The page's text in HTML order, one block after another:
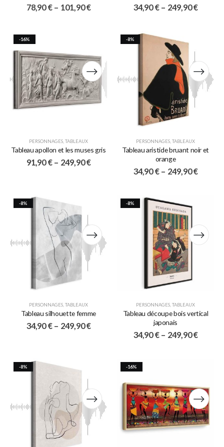
78,90€ – 101,90€ 34,90€ – 249,90€
-16%
PERSONNAGES TABLEAUX
Tableau apollon et les muses gris
91,90€ – 249,90€
-8%
PERSONNAGES TABLEAUX
Tableau aristide bruant noir et
orange
34,90€ – 249,90€
-8%
PERSONNAGES TABLEAUX
Tableau silhouette femme
34,90€ – 249,90€
-8%
PERSONNAGES TABLEAUX
Tableau découpe bois vertical
japonais
34,90€ – 249,90€
-8% -16%